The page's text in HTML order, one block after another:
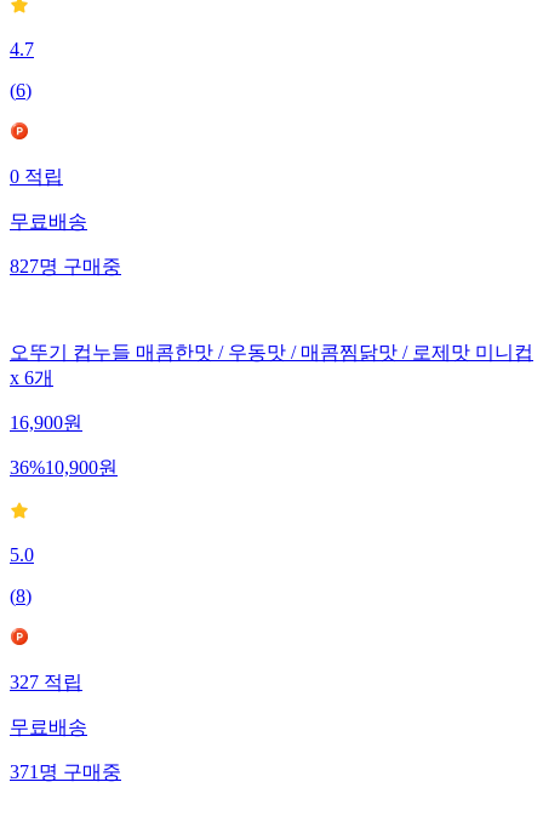
4.7
(6)
0적립
무료배송
827명구매중
오뚜기 컵누들 매콤한맛 / 우동맛 / 매콤찜닭맛 / 로제맛 미니컵
x 6개
16,900원
36%10,900원
5.0
(8)
327적립
무료배송
371명구매중